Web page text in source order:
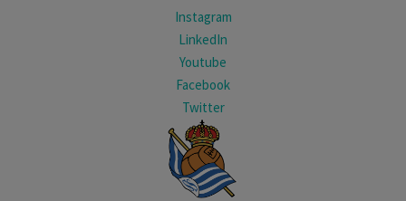
Instagram
LinkedIn
Youtube
Facebook
Twitter